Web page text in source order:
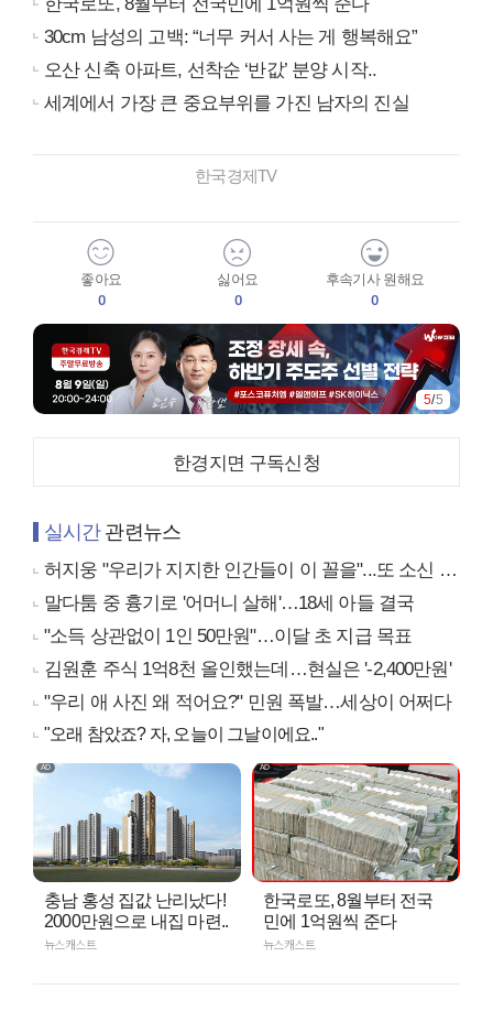
30cm 남성의 고백: “너무 커서 사는 게 행복해요”
오산 신축 아파트, 선착순 ‘반값’ 분양 시작..
세계에서 가장 큰 중요부위를 가진 남자의 진실
한국경제TV
좋아요
0
싫어요
0
후속기사 원해요
0
5/5
한경지면 구독신청
실시간관련뉴스
허지웅 "우리가 지지한 인간들이 이 꼴을"...또 소신 발언
말다툼 중 흉기로 '어머니 살해'…18세 아들 결국
"소득 상관없이 1인 50만원"…이달 초 지급 목표
김원훈 주식 1억8천 올인했는데…현실은 '-2,400만원'
"우리 애 사진 왜 적어요?" 민원 폭발…세상이 어쩌다
"오래 참았죠? 자, 오늘이 그날이에요.."
충남 홍성 집값 난리났다!
2000만원으로 내집 마련..
뉴스캐스트
한국로또, 8월부터 전국
민에 1억원씩 준다
뉴스캐스트